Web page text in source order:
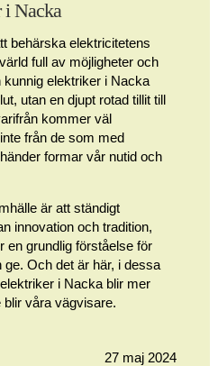
i Nacka
behärska elektricitetens
full av möjligheter och
elektriker i Nacka
utan en djupt rotad tillit till
kommer väl
från de som med
formar vår nutid och
är att ständigt
innovation och tradition,
en grundlig förståelse för
Och det är här, i dessa
i Nacka blir mer
blir våra vägvisare.
27 maj 2024